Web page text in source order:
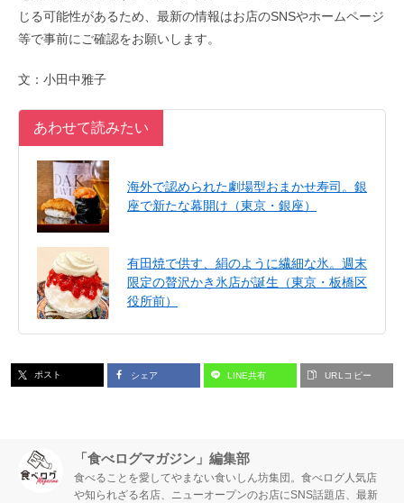
じる可能性があるため、最新の情報はお店のSNSやホームページ
等で事前にご確認をお願いします。
文：小田中雅子
あわせて読みたい
海外で認められた劇場型おまかせ寿司。銀
座で新たな幕開け（東京・銀座）
有田焼で供す、絹のように繊細な氷。週末
限定の贅沢かき氷店が誕生（東京・板橋区
役所前）
ポスト シェア LINE共有 URLコピー
「食べログマガジン」編集部
食べることを愛してやまない食いしん坊集団。食べログ人気店
や知られざる名店、ニューオープンのお店にSNS話題店、最新